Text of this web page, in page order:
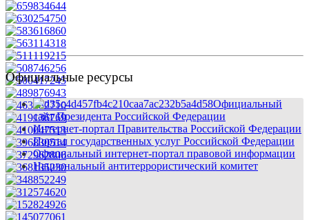
Официальные ресурсы
Официальный
сайт Президента Российской Федерации
Интернет-портал Правительства Российской Федерации
Портал государственных услуг Российской Федерации
Официальный интернет-портал правовой информации
Национальный антитеррористический комитет